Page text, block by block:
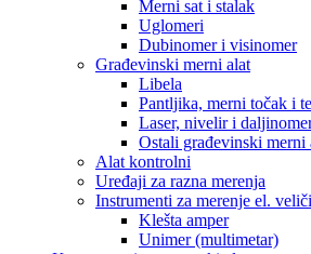
Merni sat i stalak
Uglomeri
Dubinomer i visinomer
Građevinski merni alat
Libela
Pantljika, merni točak i
Laser, nivelir i
Ostali građevinski merni
Alat kontrolni
Uređaji za razna merenja
Instrumenti za merenje el.
Klešta amper
Unimer (multimetar)